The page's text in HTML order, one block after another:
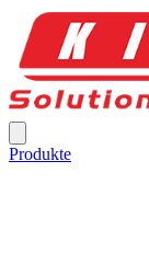
Produkte